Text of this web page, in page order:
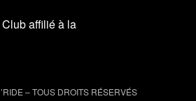
Club affilié à la
– TOUS DROITS RÉSERVÉS